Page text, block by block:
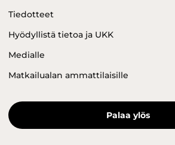
Tiedotteet
Hyödyllistä tietoa ja UKK
Medialle
Matkailualan ammattilaisille
Palaa ylös